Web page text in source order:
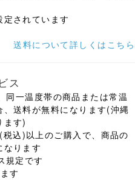
されています
送料について詳しくはこちら
ス
一温度帯の商品または常温
送料が無料になります(沖縄
ます)
込)以上のご購入で、商品の
なります
規定です
す